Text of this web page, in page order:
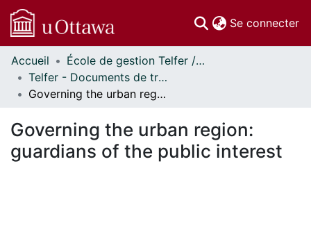
Se connecter
Communautés
et collections
Parcourir
À propos
Accueil
École de gestion Telfer // Telfer School of Management
Telfer - Documents de travail // Telfer - Working Papers
Governing the urban region: guardians of the public interest
Governing the urban region:
guardians of the public interest